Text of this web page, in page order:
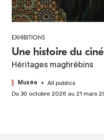
EXHIBITIONS
Une histoire du
Héritages maghrébins
Musée
All publics
Du 30 octobre 2026 au 21 mars